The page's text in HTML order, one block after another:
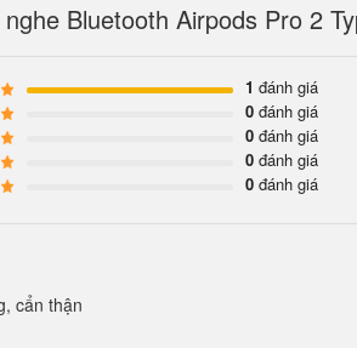
H2
trình điều khiển loa và bộ khuếch đại
trọn vẹn và từng âm trầm sâu lắng
Bluetooth Airpods Pro 2
1 đánh giá
0 đánh giá
0 đánh giá
0 đánh giá
0 đánh giá
cẩn thận